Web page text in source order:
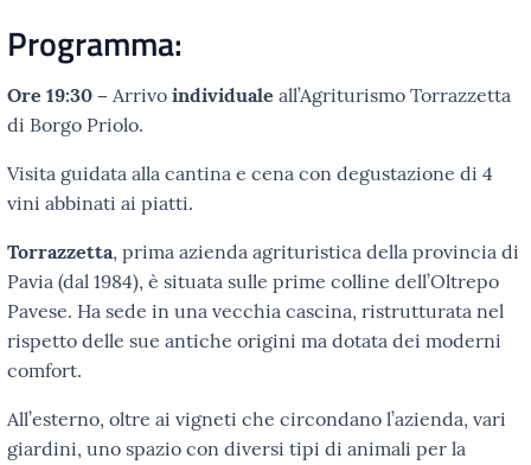
Programma:
Ore 19:30 – Arrivo individuale all’Agriturismo Torrazzetta
di Borgo Priolo.
Visita guidata alla cantina e cena con degustazione di 4
vini abbinati ai piatti.
Torrazzetta, prima azienda agrituristica della provincia di
Pavia (dal 1984), è situata sulle prime colline dell’Oltrepo
Pavese. Ha sede in una vecchia cascina, ristrutturata nel
rispetto delle sue antiche origini ma dotata dei moderni
comfort.
All’esterno, oltre ai vigneti che circondano l’azienda, vari
giardini, uno spazio con diversi tipi di animali per la